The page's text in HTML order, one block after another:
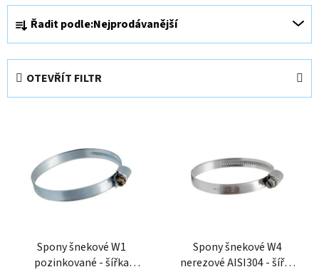
Ř
a
z
e
n
í
Řadit podle:Nejprodávanější
OTEVŘÍT FILTR
Spony šnekové W1
pozinkované - šířka
Spony šnekové W4
nerezové AISI304 - šířka